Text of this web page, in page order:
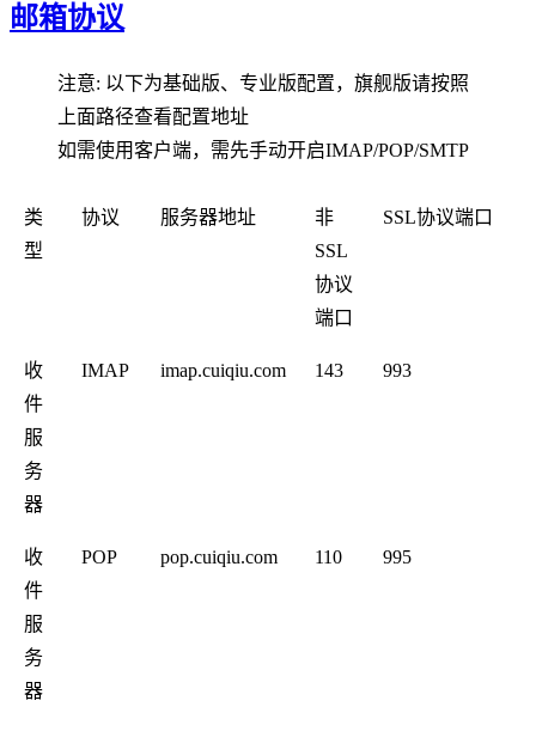
邮箱协议
注意: 以下为基础版、专业版配置，旗舰版请按照
上面路径查看配置地址
如需使用客户端，需先手动开启IMAP/POP/SMTP
类
型
协议 服务器地址
非
SSL
协议
端口
SSL协议端口
收
件
服
务
器
IMAP imap.cuiqiu.com 143 993
收
件
服
务
器
POP pop.cuiqiu.com 110 995